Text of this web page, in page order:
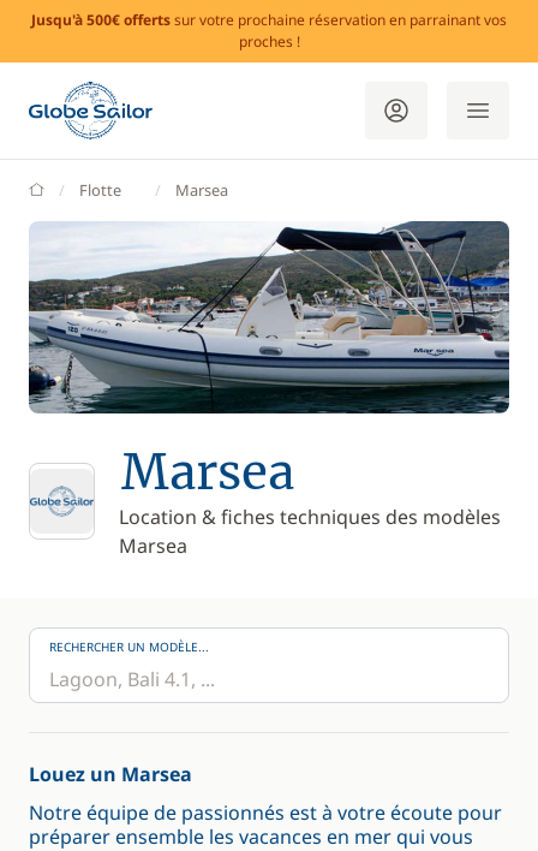
Jusqu'à 500€ offertssur votre prochaine réservation en parrainant vos
proches !
GlobeSailor
Flotte Marsea
Marsea
Location & fiches techniques des modèles
Marsea
RECHERCHER UN MODÈLE...
Louez un Marsea
Notre équipe de passionnés est à votre écoute pour
préparer ensemble les vacances en mer qui vous